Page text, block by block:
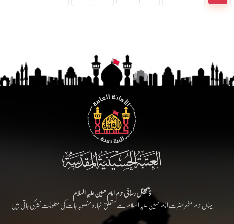
ڈیجیٹل رسائی حرم امام حسین علیہ السلام
یہاں حرم مطہر حضرت امام حسین علیہ السلام سے متعلق اخبار و منصوبہ جات کی معلومات نشر کی جاتی ہیں